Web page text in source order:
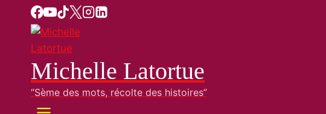
Michelle Latortue
“Sème des mots, récolte des histoires”